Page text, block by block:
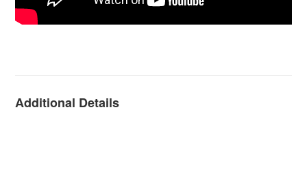
Additional Details